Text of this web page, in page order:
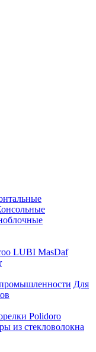
LUBI MasDaf
Для
Polidoro
из стекловолокна